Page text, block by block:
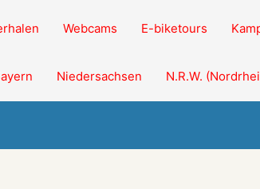
Webcams E-biketours
Niedersachsen N.R.W.